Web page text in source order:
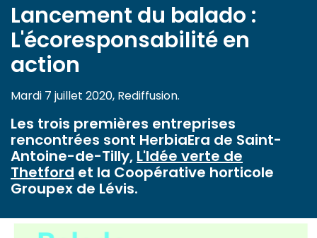
Lancement du balado :
L'écoresponsabilité en
action
Mardi 7 juillet 2020, Rediffusion.
Les trois premières entreprises
rencontrées sont HerbiaEra de Saint-
Antoine-de-Tilly, L'Idée verte de
Thetford et la Coopérative horticole
Groupex de Lévis.